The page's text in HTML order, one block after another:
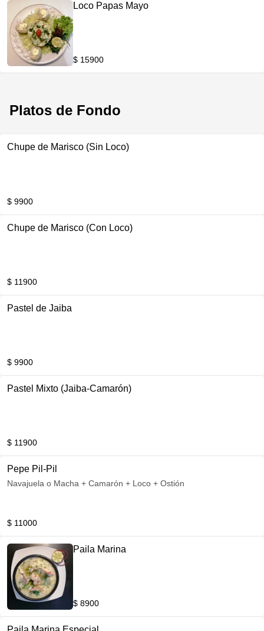
Loco Papas Mayo
$ 15900
Platos de Fondo
Chupe de Marisco (Sin Loco)
$ 9900
Chupe de Marisco (Con Loco)
$ 11900
Pastel de Jaiba
$ 9900
Pastel Mixto (Jaiba-Camarón)
$ 11900
Pepe Pil-Pil
Navajuela o Macha + Camarón + Loco + Ostión
$ 11000
Paila Marina
$ 8900